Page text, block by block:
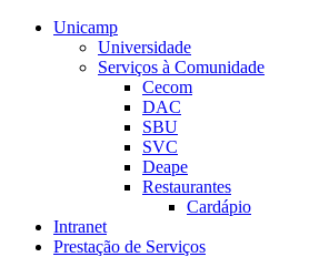
Conteúdo principal
Unicamp
Universidade
Serviços à Comunidade
Cecom
DAC
SBU
SVC
Deape
Restaurantes
Cardápio
Intranet
Prestação de Serviços